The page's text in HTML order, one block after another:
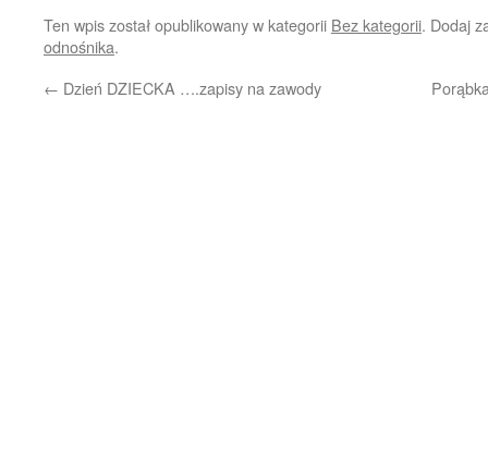
Ten wpis został opublikowany w kategorii Bez kategorii. Dodaj
odnośnika.
← Dzień DZIECKA ….zapisy na zawody